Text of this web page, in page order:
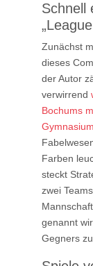
Schnell
Zunächst
dieses
der Autor
verwirrend
Bochums
Gymnasium
Farben
steckt
zwei
genannt
Gegners